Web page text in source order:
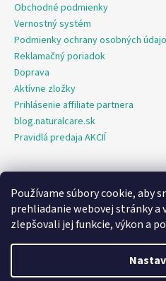
Používame súbory cookie, aby
prehliadanie webovej stránky a
zlepšovali jej funkcie, výkon a
Obchodné podmienky
Vernostný systém
Podmienky ochrany osobných
Reklamačný poriadok
Doprava
Aktívne zložky
Prihlásenie affiliate partnera
blog.naturalcare.sk
Pravidlá predaja AKCIÍ
O marketing sa nám stará
NaturalCare.sk.